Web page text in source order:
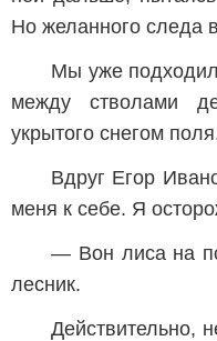
Но желанного следа
Мы уже
между стволами
укрытого снегом
Вдруг Егор
меня к себе. Я
— Вон лиса на
лесник.
Действительно,